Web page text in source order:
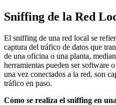
Sniffing de la Red
El sniffing de una red local se
captura del tráfico de datos que
de una oficina o una planta,
herramientas pueden ser software
una vez conectados a la red, son
tráfico en paso.
Cómo se realiza el sniffing en